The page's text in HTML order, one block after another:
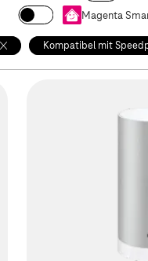
Magenta
Kompatibel mit